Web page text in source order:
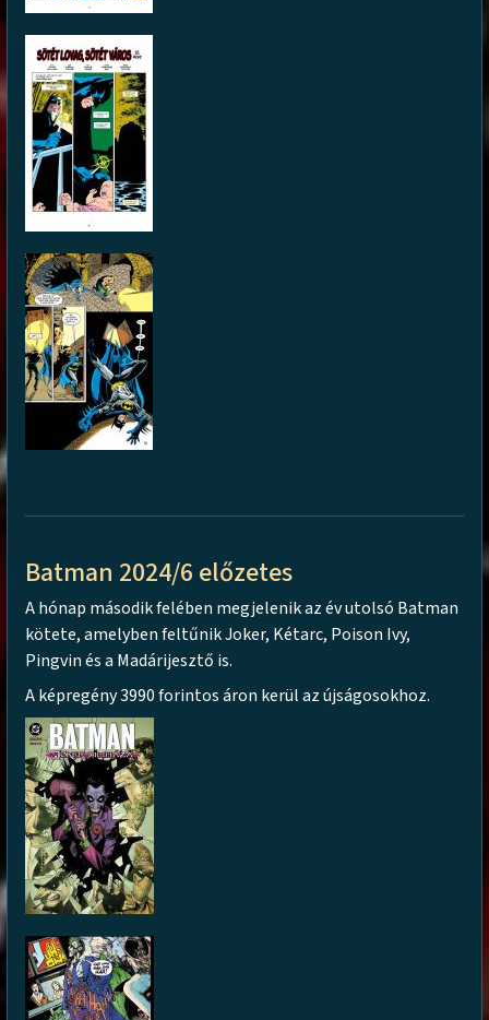
Batman 2024/6 előzetes
A hónap második felében megjelenik az év utolsó Batman
kötete, amelyben feltűnik Joker, Kétarc, Poison Ivy,
Pingvin és a Madárijesztő is.
A képregény 3990 forintos áron kerül az újságosokhoz.